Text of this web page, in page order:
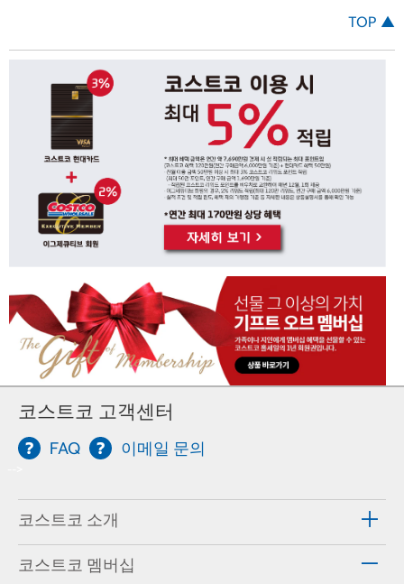
TOP ▲
코스트코 고객센터
FAQ 이메일 문의
코스트코 소개
코스트코 멤버십